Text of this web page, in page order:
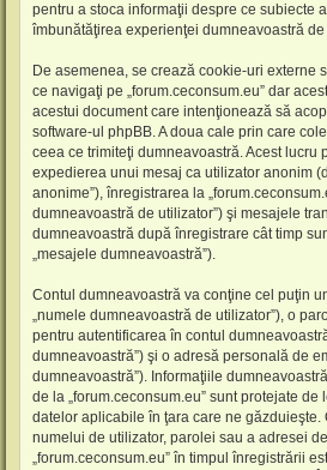
pentru a stoca informaţii despre ce subiecte
îmbunătăţirea experienţei dumneavoastră de
De asemenea, se crează cookie-uri externe
ce navigaţi pe „forum.ceconsum.eu” dar
acestui document care intenţionează să
software-ul phpBB. A doua cale prin care
ceea ce trimiteţi dumneavoastră. Acest lucru
expedierea unui mesaj ca utilizator anonim
anonime”), înregistrarea la
dumneavoastră de utilizator”) şi mesajele
dumneavoastră după înregistrare cât timp
„mesajele dumneavoastră”).
Contul dumneavoastră va conţine cel puţin
„numele dumneavoastră de utilizator”), o
pentru autentificarea în contul
dumneavoastră”) şi o adresă personală de
dumneavoastră”). Informaţiile
de la „forum.ceconsum.eu” sunt protejate de
datelor aplicabile în ţara care ne găzduieşte.
numelui de utilizator, parolei sau a adresei
„forum.ceconsum.eu” în timpul înregistrării